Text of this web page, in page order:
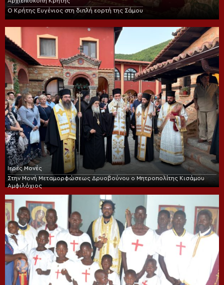
Ο Κρήτης Ευγένιος στη διπλή εορτή της Σάμου
Ιερές Μονές
Στην Μονή Μεταμορφώσεως Δρυοβούνου ο Μητροπολίτης Κισάμου
Αμφιλόχιος